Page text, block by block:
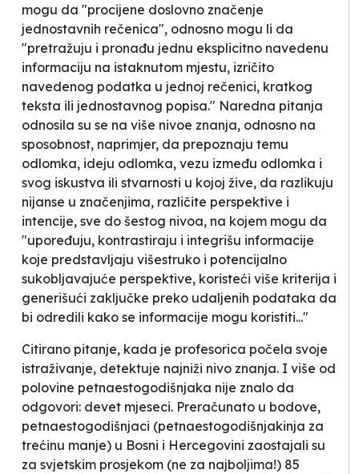
mogu da "procijene doslovno značenje
jednostavnih rečenica", odnosno mogu li da
"pretražuju i pronađu jednu eksplicitno navedenu
informaciju na istaknutom mjestu, izričito
navedenog podatka u jednoj rečenici, kratkog
teksta ili jednostavnog popisa." Naredna pitanja
odnosila su se na više nivoe znanja, odnosno na
sposobnost, naprimjer, da prepoznaju temu
odlomka, ideju odlomka, vezu između odlomka i
svog iskustva ili stvarnosti u kojoj žive, da razlikuju
nijanse u značenjima, različite perspektive i
intencije, sve do šestog nivoa, na kojem mogu da
"upoređuju, kontrastiraju i integrišu informacije
koje predstavljaju višestruko i potencijalno
sukobljavajuće perspektive, koristeći više kriterija i
generišući zaključke preko udaljenih podataka da
bi odredili kako se informacije mogu koristiti..."
Citirano pitanje, kada je profesorica počela svoje
istraživanje, detektuje najniži nivo znanja. I više od
polovine petnaestogodišnjaka nije znalo da
odgovori: devet mjeseci. Preračunato u bodove,
petnaestogodišnjaci (petnaestogodišnjakinja za
trećinu manje) u Bosni i Hercegovini zaostajali su
za svjetskim prosjekom (ne za najboljima!) 85